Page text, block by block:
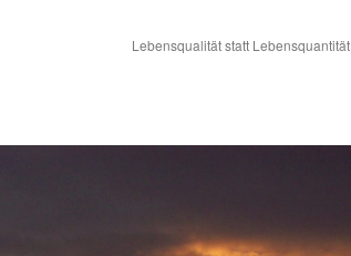
Lebensqualität statt Lebensquantität